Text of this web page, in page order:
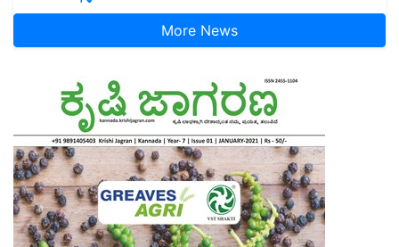
More News